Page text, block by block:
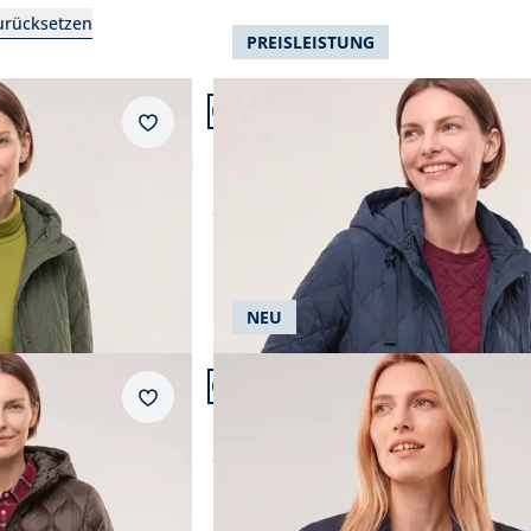
Braun
Schwarz
wasserabweisend
windabweisend
ultraleicht
geknöpft
mit abtrennbarer Kapuze
wärmend
atmungsaktiv
Reißverschluss
wasserdicht
winddicht
Abbrechen
Merkzettel
Artikel 2 von 24.
PREISLEISTUNG
Leichte Steppjacke mit
ab
Tunnelzug
Merkzettel
Artikel 5 von 24.
NEU
Kurze Steppjacke mit Materialmix
ab